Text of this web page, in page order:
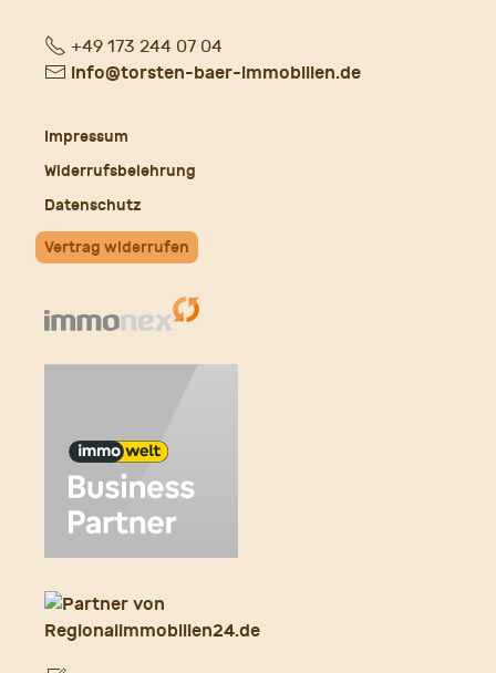
Fon+49 173 244 07 04
E- info@torsten-baer-immobilien.de
Impressum
Widerrufsbelehrung
Datenschutz
Vertrag widerrufen